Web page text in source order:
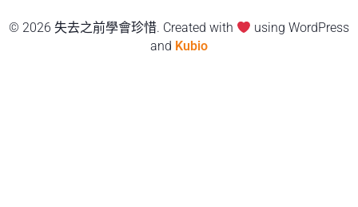
© 2026 失去之前學會珍惜. Created with
using WordPress
and Kubio